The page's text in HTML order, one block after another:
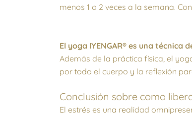
menos 1 o 2 veces a la semana.
El yoga IYENGAR® es una técnica
Además de la práctica física, el
por todo el cuerpo y la reflexión
Conclusión sobre como
El estrés es una realidad